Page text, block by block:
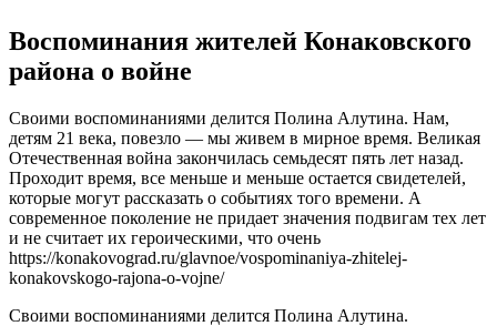
Воспоминания жителей Конаковского
района о войне
Своими воспоминаниями делится Полина Алутина. Нам,
детям 21 века, повезло — мы живем в мирное время. Великая
Отечественная война закончилась семьдесят пять лет назад.
Проходит время, все меньше и меньше остается свидетелей,
которые могут рассказать о событиях того времени. А
современное поколение не придает значения подвигам тех лет
и не считает их героическими, что очень
https://konakovograd.ru/glavnoe/vospominaniya-zhitelej-
konakovskogo-rajona-o-vojne/
Своими воспоминаниями делится Полина Алутина.